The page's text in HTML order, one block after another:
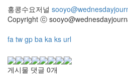
홍콩수요저널
Copyright ⓒ
fa tw gp ba ka ks url
게시물 댓글 0개